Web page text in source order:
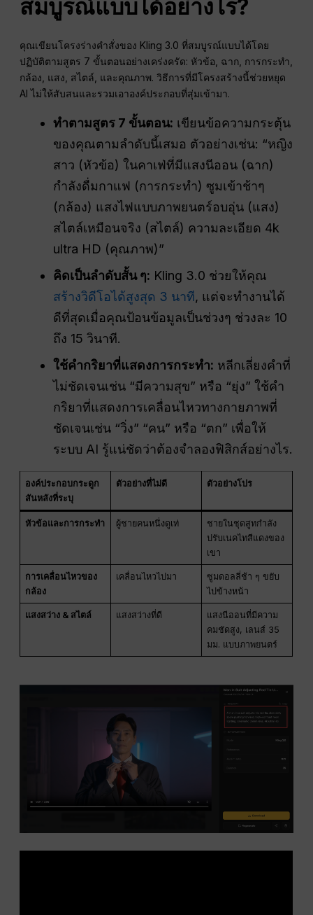
สมบูรณ์แบบได้อย่างไร?
คุณเขียนโครงร่างคำสั่งของ Kling 3.0 ที่สมบูรณ์แบบได้โดย
ปฏิบัติตามสูตร 7 ขั้นตอนอย่างเคร่งครัด: หัวข้อ, ฉาก, การกระทำ,
กล้อง, แสง, สไตล์, และคุณภาพ. วิธีการที่มีโครงสร้างนี้ช่วยหยุด
AI ไม่ให้สับสนและรวมเอาองค์ประกอบที่สุ่มเข้ามา.
ทำตามสูตร 7 ขั้นตอน: เขียนข้อความกระตุ้น
ของคุณตามลำดับนี้เสมอ ตัวอย่างเช่น: “หญิง
สาว (หัวข้อ) ในคาเฟ่ที่มีแสงนีออน (ฉาก)
กำลังดื่มกาแฟ (การกระทำ) ซูมเข้าช้าๆ
(กล้อง) แสงไฟแบบภาพยนตร์อบอุ่น (แสง)
สไตล์เหมือนจริง (สไตล์) ความละเอียด 4k
ultra HD (คุณภาพ)”
คิดเป็นลำดับสั้น ๆ: Kling 3.0 ช่วยให้คุณ
สร้างวิดีโอได้สูงสุด 3 นาที, แต่จะทำงานได้
ดีที่สุดเมื่อคุณป้อนข้อมูลเป็นช่วงๆ ช่วงละ 10
ถึง 15 วินาที.
ใช้คำกริยาที่แสดงการกระทำ: หลีกเลี่ยงคำที่
ไม่ชัดเจนเช่น “มีความสุข” หรือ “ยุ่ง” ใช้คำ
กริยาที่แสดงการเคลื่อนไหวทางกายภาพที่
ชัดเจนเช่น “วิ่ง” “คน” หรือ “ตก” เพื่อให้
ระบบ AI รู้แน่ชัดว่าต้องจำลองฟิสิกส์อย่างไร.
องค์ประกอบกระดูก
สันหลังที่ระบุ
ตัวอย่างที่ไม่ดี ตัวอย่างโปร
หัวข้อและการกระทำ ผู้ชายคนหนึ่งดูเท่
ชายในชุดสูทกำลัง
ปรับเนคไทสีแดงของ
เขา
การเคลื่อนไหวของ
กล้อง
เคลื่อนไหวไปมา
ซูมดอลลี่ช้า ๆ ขยับ
ไปข้างหน้า
แสงสว่าง & สไตล์ แสงสว่างที่ดี
แสงนีออนที่มีความ
คมชัดสูง, เลนส์ 35
มม. แบบภาพยนตร์